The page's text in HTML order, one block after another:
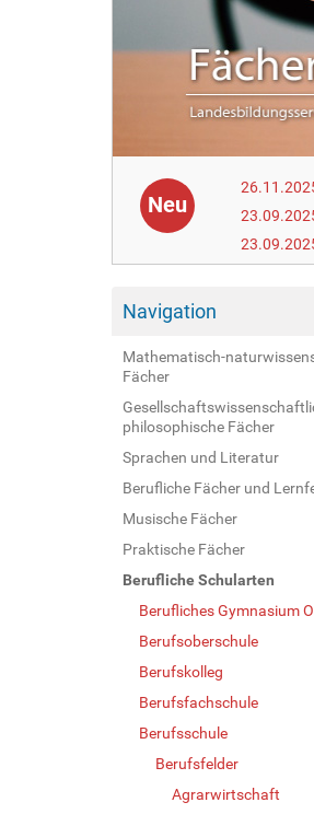
e
Neu
Navigation
Mathematisch-
Fächer
philosophische Fächer
Sprachen und Literatur
Berufliche Fächer und
Musische Fächer
Praktische Fächer
Berufliche Schularten
Berufliches Gymnasium
Berufsoberschule
Berufskolleg
Berufsfachschule
Berufsschule
Berufsfelder
Agrarwirtschaft